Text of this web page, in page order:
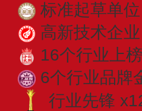
标准起草单位
高新技术企业
16个行业上
6个行业品牌
行业先锋